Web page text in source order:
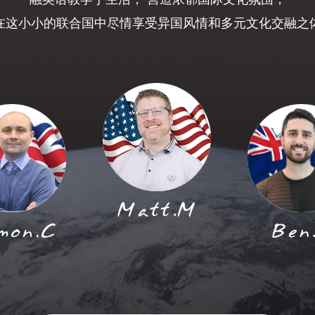
这小小的联合国中尽情享受异国风情和多元文化交融之